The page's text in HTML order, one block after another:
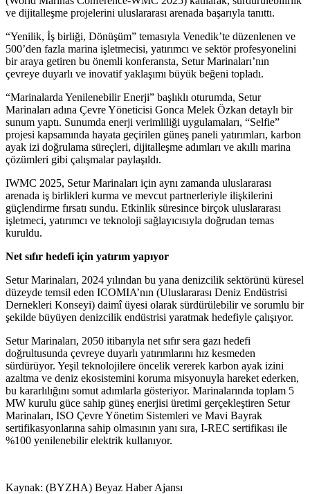
ve dijitalleşme projelerini uluslararası arenada başarıyla tanıttı.
“Yenilik, İş birliği, Dönüşüm” temasıyla Venedik’te düzenlenen ve
500’den fazla marina işletmecisi, yatırımcı ve sektör profesyonelini
bir araya getiren bu önemli konferansta, Setur Marinaları’nın
çevreye duyarlı ve inovatif yaklaşımı büyük beğeni topladı.
“Marinalarda Yenilenebilir Enerji” başlıklı oturumda, Setur
Marinaları adına Çevre Yöneticisi Gonca Melek Özkan detaylı bir
sunum yaptı. Sunumda enerji verimliliği uygulamaları, “Selfie”
projesi kapsamında hayata geçirilen güneş paneli yatırımları, karbon
ayak izi doğrulama süreçleri, dijitalleşme adımları ve akıllı marina
çözümleri gibi çalışmalar paylaşıldı.
IWMC 2025, Setur Marinaları için aynı zamanda uluslararası
arenada iş birlikleri kurma ve mevcut partnerleriyle ilişkilerini
güçlendirme fırsatı sundu. Etkinlik süresince birçok uluslararası
işletmeci, yatırımcı ve teknoloji sağlayıcısıyla doğrudan temas
kuruldu.
Net sıfır hedefi için yatırım yapıyor
Setur Marinaları, 2024 yılından bu yana denizcilik sektörünü küresel
düzeyde temsil eden ICOMIA’nın (Uluslararası Deniz Endüstrisi
Dernekleri Konseyi) daimî üyesi olarak sürdürülebilir ve sorumlu bir
şekilde büyüyen denizcilik endüstrisi yaratmak hedefiyle çalışıyor.
Setur Marinaları, 2050 itibarıyla net sıfır sera gazı hedefi
doğrultusunda çevreye duyarlı yatırımlarını hız kesmeden
sürdürüyor. Yeşil teknolojilere öncelik vererek karbon ayak izini
azaltma ve deniz ekosistemini koruma misyonuyla hareket ederken,
bu kararlılığını somut adımlarla gösteriyor. Marinalarında toplam 5
MW kurulu güce sahip güneş enerjisi üretimi gerçekleştiren Setur
Marinaları, ISO Çevre Yönetim Sistemleri ve Mavi Bayrak
sertifikasyonlarına sahip olmasının yanı sıra, I-REC sertifikası ile
%100 yenilenebilir elektrik kullanıyor.
Kaynak: (BYZHA) Beyaz Haber Ajansı